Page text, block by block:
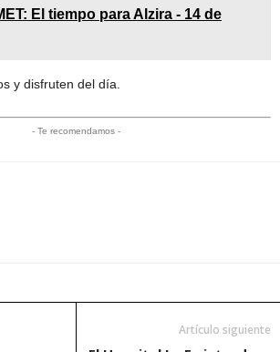
El tiempo para Alzira - 14 de
y disfruten del día.
- Te recomendamos -
Artículo siguiente